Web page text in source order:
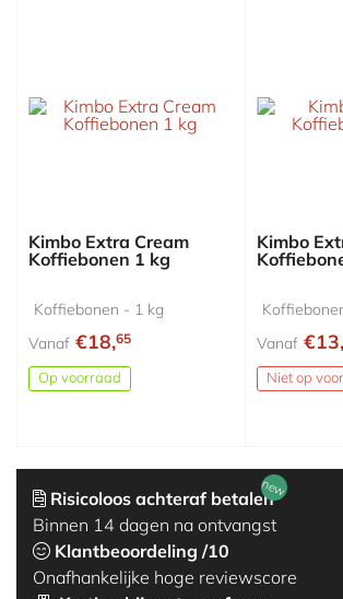
Kimbo Extra Cream
Koffiebonen 1 kg
Koffiebonen - 1 kg
Vanaf €18,65
Op voorraad
Kimbo
Vanaf €13,
Niet op
Risicoloos achteraf betalen
Binnen 14 dagen na ontvangst
new
Klantbeoordeling /10
Onafhankelijke hoge reviewscore